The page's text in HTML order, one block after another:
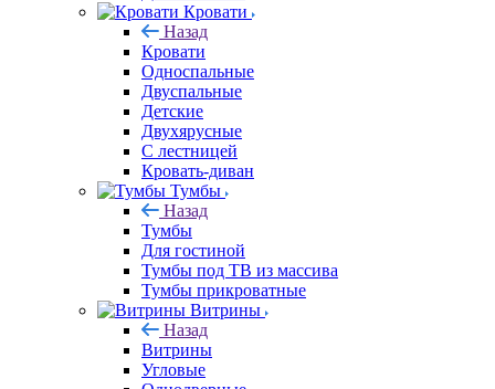
Кровати
Назад
Кровати
Односпальные
Двуспальные
Детские
Двухярусные
С лестницей
Кровать-диван
Тумбы
Назад
Тумбы
Для гостиной
Тумбы под ТВ из массива
Тумбы прикроватные
Витрины
Назад
Витрины
Угловые